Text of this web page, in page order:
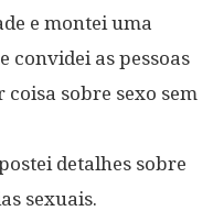
e montei uma
convidei as pessoas
sobre sexo sem
detalhes sobre
sexuais.